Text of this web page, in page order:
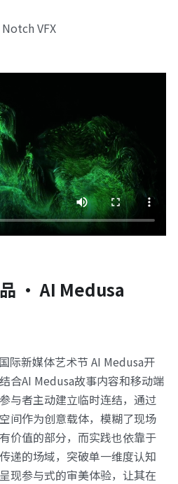
VFX
· AI Medusa
际新媒体艺术节 AI Medusa开
合AI Medusa故事内容和移动端
与者主动建立临时连结，通过
间作为创意载体，模糊了现场
价值的部分，而实践也依靠于
递的场域，突破单一维度认知
现参与式的审美体验，让其在